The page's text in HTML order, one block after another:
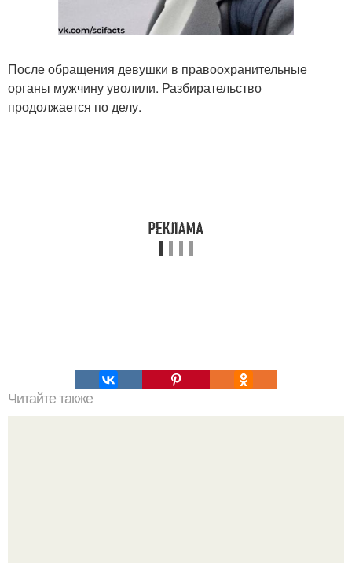
После обращения девушки в правоохранительные
органы мужчину уволили. Разбирательство
продолжается по делу.
Читайте также